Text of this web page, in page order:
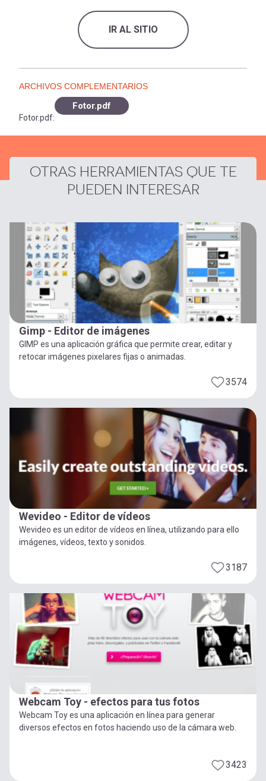
IR AL SITIO
ARCHIVOS COMPLEMENTARIOS
Fotor.pdf:
Fotor.pdf
OTRAS HERRAMIENTAS QUE TE
PUEDEN INTERESAR
Gimp - Editor de imágenes
GIMP es una aplicación gráfica que permite crear, editar y
retocar imágenes pixelares fijas o animadas.
3574
Wevideo - Editor de vídeos
Wevideo es un editor de vídeos en línea, utilizando para ello
imágenes, vídeos, texto y sonidos.
3187
Webcam Toy - efectos para tus fotos
Webcam Toy es una aplicación en línea para generar
diversos efectos en fotos haciendo uso de la cámara web.
3423